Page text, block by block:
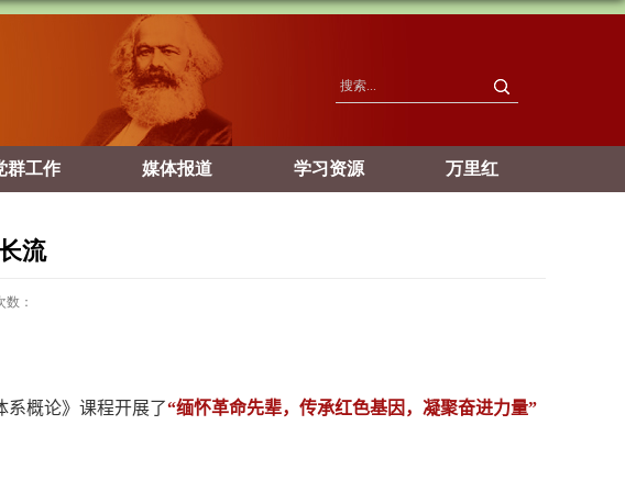
群工作 媒体报道 学习资源 万里红
流
数：
系概论》课程开展了“缅怀革命先辈，传承红色基因，凝聚奋进力量”